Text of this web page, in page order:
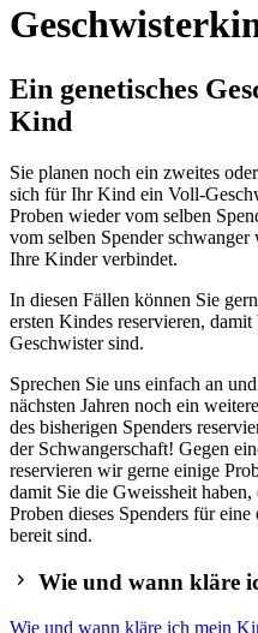
Ein genetisches
Kind
Sie planen noch ein zweites
sich für Ihr Kind ein Voll-
Proben wieder vom selben
vom selben Spender
Ihre Kinder verbindet.
In diesen Fällen können Sie
ersten Kindes reservieren,
Geschwister sind.
Sprechen Sie uns einfach an
nächsten Jahren noch ein
des bisherigen Spenders
der Schwangerschaft! Gegen
reservieren wir gerne einige
damit Sie die Gweissheit haben,
Proben dieses Spenders für
bereit sind.
Wie und wann kläre
Wie und wann kläre ich mein